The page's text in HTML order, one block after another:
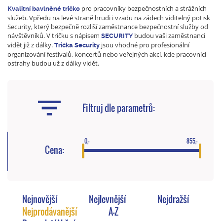
Kvalitní bavlněné tričko pro pracovníky bezpečnostních a strážních
služeb. Vpředu na levé straně hrudi i vzadu na zádech viditelný potisk
Security, který bezpečně rozliší zaměstnance bezpečnostní služby od
návštěvníků. V tričku s nápisem SECURITYbudou vaši zaměstnanci
vidět již z dálky. Trička Security jsou vhodné pro profesionální
organizování festivalů, koncertů nebo veřejných akcí, kde pracovníci
ostrahy budou už z dálky vidět.
Filtruj dle parametrů:
Cena:
0,- 855,-
Nejnovější Nejlevnější
Nejdražší
Nejprodávanější
A-Z